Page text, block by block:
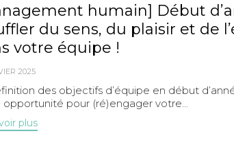
humain] Début
du sens, du plaisir et de
votre équipe !
2025
des objectifs d’équipe en début
opportunité pour (ré)engager votre...
plus